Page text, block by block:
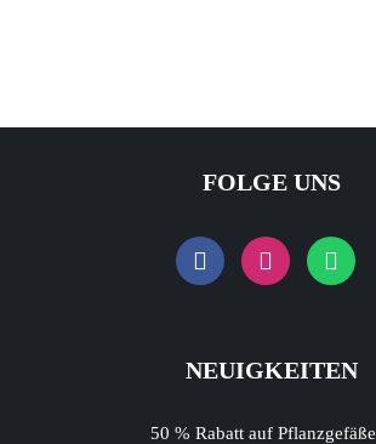
FOLGE UNS
NEUIGKEITEN
50 % Rabatt auf Pflanzgefäße